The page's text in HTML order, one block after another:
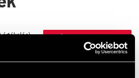
értékelés)